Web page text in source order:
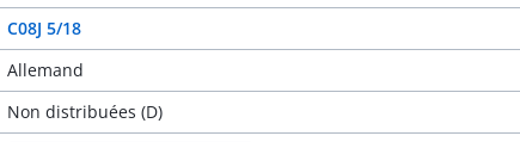
C08J 5/18
Allemand
Non distribuées (D)